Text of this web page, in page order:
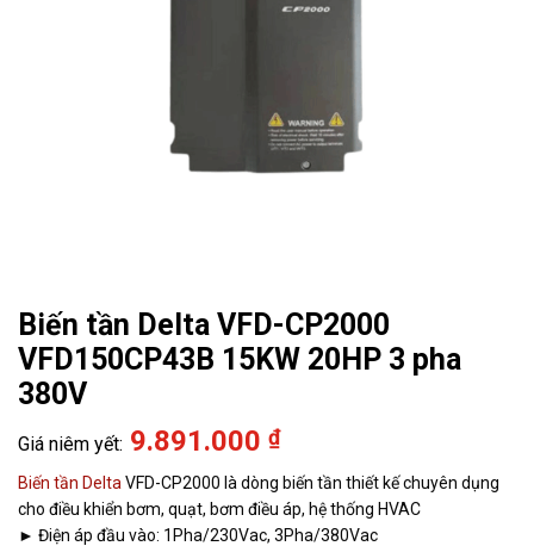
Biến tần Delta VFD-CP2000
VFD150CP43B 15KW 20HP 3 pha
380V
9.891.000 ₫
Biến tần Delta VFD-CP2000 là dòng biến tần thiết kế chuyên dụng
cho điều khiển bơm, quạt, bơm điều áp, hệ thống HVAC
► Điện áp đầu vào: 1Pha/230Vac, 3Pha/380Vac